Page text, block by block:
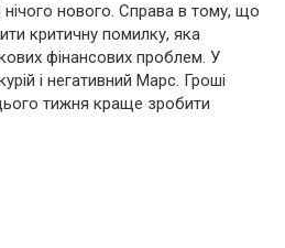
нового. Справа в тому, що
критичну помилку, яка
фінансових проблем. У
і негативний Марс. Гроші
тижня краще зробити